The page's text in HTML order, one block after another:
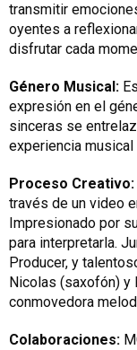
transmitir
oyentes a
disfrutar cada
Género Musical:
expresión en el
sinceras se
experiencia musical
Proceso Creativo:
través de un video
Impresionado por
para interpretarla.
Producer, y
Nicolas (saxofón) y
conmovedora
Colaboraciones: